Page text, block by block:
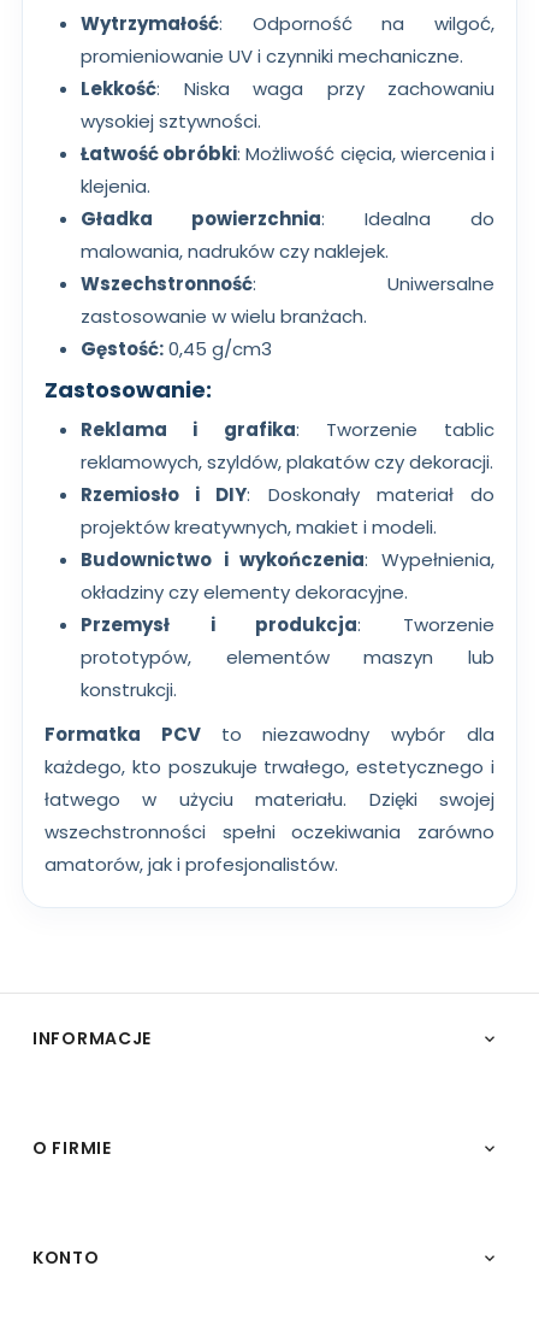
Wytrzymałość: Odporność na wilgoć,
promieniowanie UV i czynniki mechaniczne.
Lekkość: Niska waga przy zachowaniu
wysokiej sztywności.
Łatwość obróbki: Możliwość cięcia, wiercenia i
klejenia.
Gładka powierzchnia: Idealna do
malowania, nadruków czy naklejek.
Wszechstronność: Uniwersalne
zastosowanie w wielu branżach.
Gęstość:0,45 g/cm3
Zastosowanie:
Reklama i grafika: Tworzenie tablic
reklamowych, szyldów, plakatów czy dekoracji.
Rzemiosło i DIY: Doskonały materiał do
projektów kreatywnych, makiet i modeli.
Budownictwo i wykończenia: Wypełnienia,
okładziny czy elementy dekoracyjne.
Przemysł i produkcja: Tworzenie
prototypów, elementów maszyn lub
konstrukcji.
Formatka PCV to niezawodny wybór dla
każdego, kto poszukuje trwałego, estetycznego i
łatwego w użyciu materiału. Dzięki swojej
wszechstronności spełni oczekiwania zarówno
amatorów, jak i profesjonalistów.
INFORMACJE 
O FIRMIE 
KONTO 